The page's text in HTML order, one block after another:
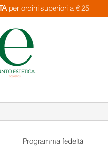
per ordini superiori a € 25
Programma fedeltà